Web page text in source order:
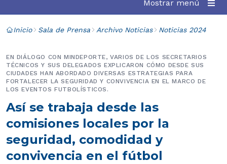
Mostrar menú
Inicio Sala de Prensa Archivo Noticias Noticias 2024
Así se trabaja desde las
comisiones locales por la
seguridad, comodidad y
convivencia en el fútbol
EN DIÁLOGO CON MINDEPORTE, VARIOS DE LOS SECRETARIOS
TÉCNICOS Y SUS DELEGADOS EXPLICARON CÓMO DESDE SUS
CIUDADES HAN ABORDADO DIVERSAS ESTRATEGIAS PARA
FORTALECER LA SEGURIDAD Y CONVIVENCIA EN EL MARCO DE
LOS EVENTOS FUTBOLÍSTICOS.